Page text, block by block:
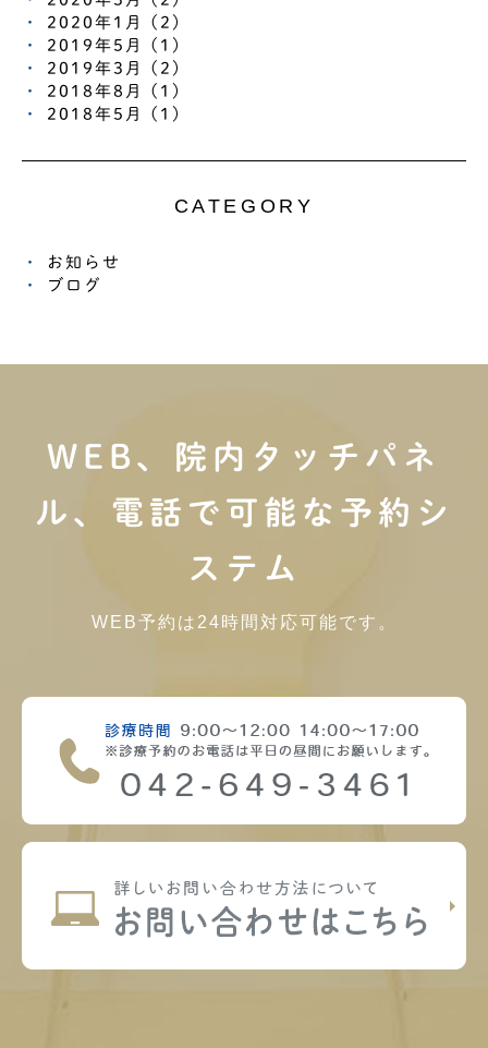
2020年1月 (2)
2019年5月 (1)
2019年3月 (2)
2018年8月 (1)
2018年5月 (1)
CATEGORY
お知らせ
ブログ
WEB、院内タッチパネ
ル、電話で可能な予約シ
ステム
WEB予約は24時間対応可能です。